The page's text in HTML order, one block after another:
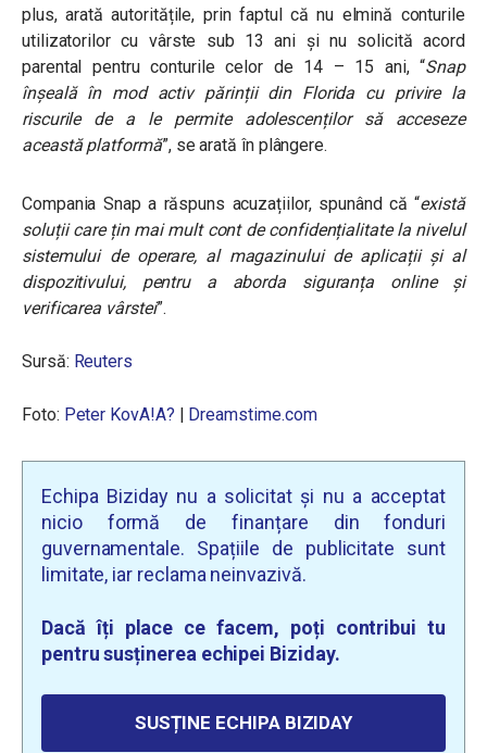
plus, arată autoritățile, prin faptul că nu elmină conturile
utilizatorilor cu vârste sub 13 ani și nu solicită acord
parental pentru conturile celor de 14 – 15 ani,“Snap
înșeală în mod activ părinții din Florida cu privire la
riscurile de a le permite adolescenților să acceseze
această platformă”, se arată în plângere.
Compania Snap a răspuns acuzațiilor, spunând că“există
soluții care țin mai mult cont de confidențialitate la nivelul
sistemului de operare, al magazinului de aplicații și al
dispozitivului, pentru a aborda siguranța online și
verificarea vârstei”.
Sursă: Reuters
Foto: Peter KovA!A? | Dreamstime.com
Echipa Biziday nu a solicitat și nu a acceptat
nicio formă de finanțare din fonduri
guvernamentale. Spațiile de publicitate sunt
limitate, iar reclama neinvazivă.
Dacă îți place ce facem, poți contribui tu
pentru susținerea echipei Biziday.
SUSȚINE ECHIPA BIZIDAY